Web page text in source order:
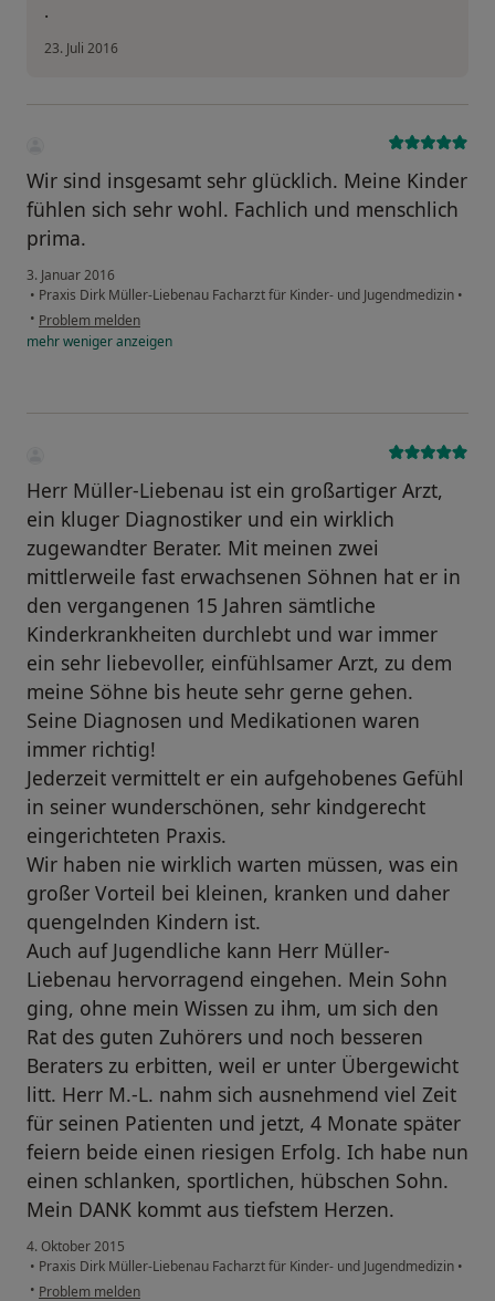
.
23. Juli 2016
Wir sind insgesamt sehr glücklich. Meine Kinder
fühlen sich sehr wohl. Fachlich und menschlich
prima.
3. Januar 2016
• Praxis Dirk Müller-Liebenau Facharzt für Kinder- und Jugendmedizin •
• Problem melden
mehrwenigeranzeigen
Herr Müller-Liebenau ist ein großartiger Arzt,
ein kluger Diagnostiker und ein wirklich
zugewandter Berater. Mit meinen zwei
mittlerweile fast erwachsenen Söhnen hat er in
den vergangenen 15 Jahren sämtliche
Kinderkrankheiten durchlebt und war immer
ein sehr liebevoller, einfühlsamer Arzt, zu dem
meine Söhne bis heute sehr gerne gehen.
Seine Diagnosen und Medikationen waren
immer richtig!
Jederzeit vermittelt er ein aufgehobenes Gefühl
in seiner wunderschönen, sehr kindgerecht
eingerichteten Praxis.
Wir haben nie wirklich warten müssen, was ein
großer Vorteil bei kleinen, kranken und daher
quengelnden Kindern ist.
Auch auf Jugendliche kann Herr Müller-
Liebenau hervorragend eingehen. Mein Sohn
ging, ohne mein Wissen zu ihm, um sich den
Rat des guten Zuhörers und noch besseren
Beraters zu erbitten, weil er unter Übergewicht
litt. Herr M.-L. nahm sich ausnehmend viel Zeit
für seinen Patienten und jetzt, 4 Monate später
feiern beide einen riesigen Erfolg. Ich habe nun
einen schlanken, sportlichen, hübschen Sohn.
Mein DANK kommt aus tiefstem Herzen.
4. Oktober 2015
• Praxis Dirk Müller-Liebenau Facharzt für Kinder- und Jugendmedizin •
• Problem melden